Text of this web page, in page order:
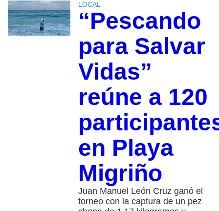
LOCAL
“Pescando
para Salvar
Vidas”
reúne a 120
en Playa
Migriño
Juan Manuel León Cruz ganó el
torneo con la captura de un pez